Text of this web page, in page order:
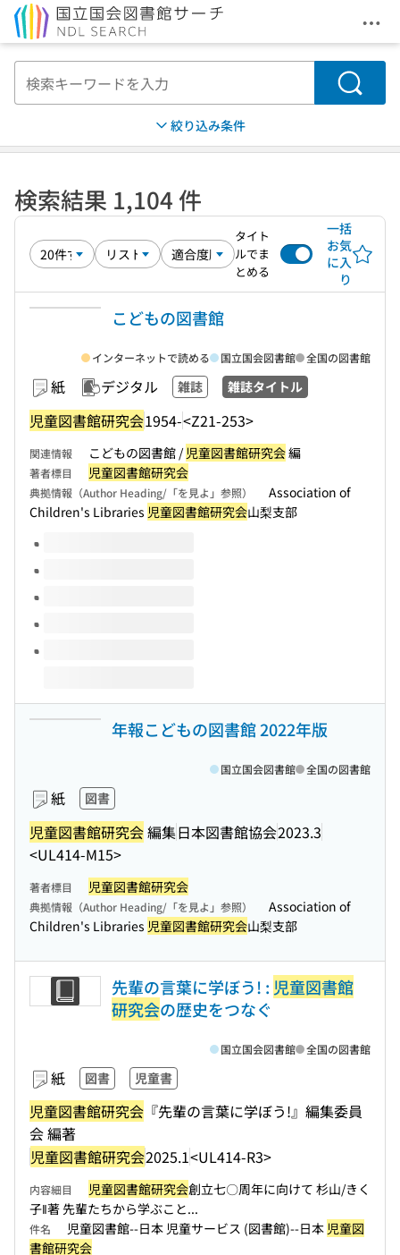
メ
検索
絞り込み条件
検索結果 1,104 件
タイト
ルでま
とめる
一括
お気
に入
り
こどもの図書館
紙 デジタル 雑誌 雑誌タイトル
児童図書館研究会1954-<Z21-253>
インターネットで読める 国立国会図書館 全国の図書館
関連情報 こどもの図書館 / 児童図書館研究会編
著者標目 児童図書館研究会
典拠情報（Author Heading/「を見よ」参照）
Association of
Children's Libraries 児童図書館研究会山梨支部
このタイトルの巻号
年報こどもの図書館 2022年版
紙 図書
児童図書館研究会編集日本図書館協会2023.3
<UL414-M15>
国立国会図書館 全国の図書館
著者標目 児童図書館研究会
典拠情報（Author Heading/「を見よ」参照）
Association of
Children's Libraries 児童図書館研究会山梨支部
先輩の言葉に学ぼう! : 児童図書館
研究会の歴史をつなぐ
紙 図書 児童書
児童図書館研究会 『先輩の言葉に学ぼう!』編集委員
会 編著
児童図書館研究会2025.1<UL414-R3>
国立国会図書館 全国の図書館
内容細目 児童図書館研究会創立七〇周年に向けて 杉山/きく
子‖著 先輩たちから学ぶこと...
件名 児童図書館--日本 児童サービス (図書館)--日本 児童図
書館研究会